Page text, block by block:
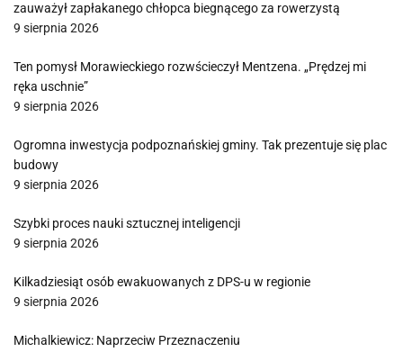
zauważył zapłakanego chłopca biegnącego za rowerzystą
9 sierpnia 2026
Ten pomysł Morawieckiego rozwścieczył Mentzena. „Prędzej mi
ręka uschnie”
9 sierpnia 2026
Ogromna inwestycja podpoznańskiej gminy. Tak prezentuje się plac
budowy
9 sierpnia 2026
Szybki proces nauki sztucznej inteligencji
9 sierpnia 2026
Kilkadziesiąt osób ewakuowanych z DPS-u w regionie
9 sierpnia 2026
Michalkiewicz: Naprzeciw Przeznaczeniu